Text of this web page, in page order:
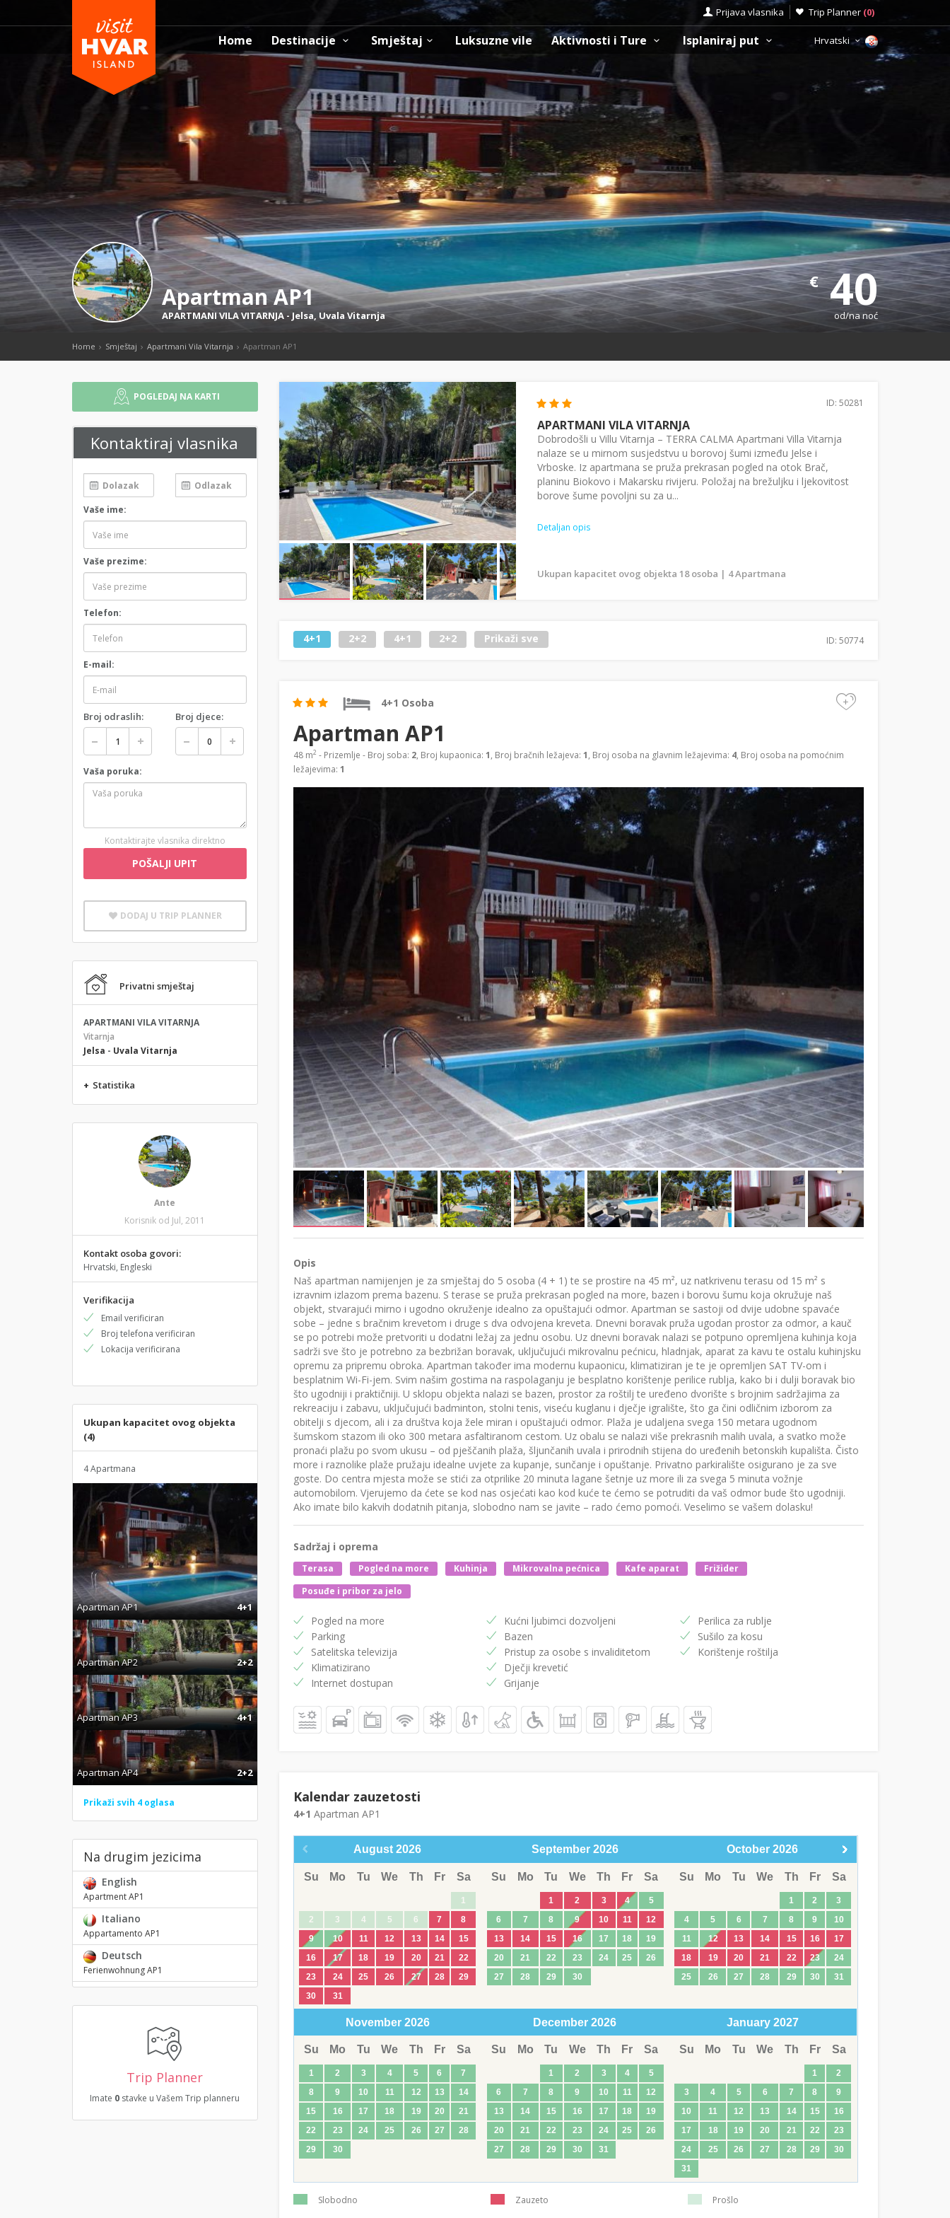
Prijava vlasnika Trip Planner (0)
Home Destinacije Smještaj Luksuzne vile Aktivnosti i Ture Isplaniraj put Hrvatski
Apartman AP1
APARTMANI VILA VITARNJA - Jelsa, Uvala Vitarnja
€40
od/na noć
Home Smještaj Apartmani Vila Vitarnja Apartman AP1
POGLEDAJ NA KARTI
Kontaktiraj vlasnika
Vaše ime:
Vaše prezime:
Telefon:
E-mail:
Broj odraslih: Broj djece:
Vaša poruka:
Kontaktirajte vlasnika direktno
POŠALJI UPIT
DODAJ U TRIP PLANNER
Privatni smještaj
APARTMANI VILA VITARNJA
Vitarnja
Jelsa - Uvala Vitarnja
+ Statistika
Ante
Korisnik od Jul, 2011
Kontakt osoba govori:
Hrvatski, Engleski
Verifikacija
Email verificiran
Broj telefona verificiran
Lokacija verificirana
Ukupan kapacitet ovog objekta
(4)
4 Apartmana
Apartman AP1 4+1
Apartman AP2 2+2
Apartman AP3 4+1
Apartman AP4 2+2
Prikaži svih 4 oglasa
Na drugim jezicima
English
Apartment AP1
Italiano
Appartamento AP1
Deutsch
Ferienwohnung AP1
Trip Planner
Imate 0 stavke u Vašem Trip planneru
ID: 50281
APARTMANI VILA VITARNJA
Dobrodošli u Villu Vitarnja – TERRA CALMA Apartmani Villa Vitarnja
nalaze se u mirnom susjedstvu u borovoj šumi između Jelse i
Vrboske. Iz apartmana se pruža prekrasan pogled na otok Brač,
planinu Biokovo i Makarsku rivijeru. Položaj na brežuljku i ljekovitost
borove šume povoljni su za u...
Detaljan opis
Ukupan kapacitet ovog objekta 18 osoba | 4 Apartmana
4+1 2+2 4+1 2+2 Prikaži sve ID: 50774
4+1 Osoba +
Apartman AP1
48 m2 - Prizemlje - Broj soba: 2, Broj kupaonica: 1, Broj bračnih ležajeva: 1, Broj osoba na glavnim ležajevima: 4, Broj osoba na pomoćnim
ležajevima: 1
Opis
Naš apartman namijenjen je za smještaj do 5 osoba (4 + 1) te se prostire na 45 m², uz natkrivenu terasu od 15 m² s
izravnim izlazom prema bazenu. S terase se pruža prekrasan pogled na more, bazen i borovu šumu koja okružuje naš
objekt, stvarajući mirno i ugodno okruženje idealno za opuštajući odmor. Apartman se sastoji od dvije udobne spavaće
sobe – jedne s bračnim krevetom i druge s dva odvojena kreveta. Dnevni boravak pruža ugodan prostor za odmor, a kauč
se po potrebi može pretvoriti u dodatni ležaj za jednu osobu. Uz dnevni boravak nalazi se potpuno opremljena kuhinja koja
sadrži sve što je potrebno za bezbrižan boravak, uključujući mikrovalnu pećnicu, hladnjak, aparat za kavu te ostalu kuhinjsku
opremu za pripremu obroka. Apartman također ima modernu kupaonicu, klimatiziran je te je opremljen SAT TV-om i
besplatnim Wi-Fi-jem. Svim našim gostima na raspolaganju je besplatno korištenje perilice rublja, kako bi i dulji boravak bio
što ugodniji i praktičniji. U sklopu objekta nalazi se bazen, prostor za roštilj te uređeno dvorište s brojnim sadržajima za
rekreaciju i zabavu, uključujući badminton, stolni tenis, viseću kuglanu i dječje igralište, što ga čini odličnim izborom za
obitelji s djecom, ali i za društva koja žele miran i opuštajući odmor. Plaža je udaljena svega 150 metara ugodnom
šumskom stazom ili oko 300 metara asfaltiranom cestom. Uz obalu se nalazi više prekrasnih malih uvala, a svatko može
pronaći plažu po svom ukusu – od pješčanih plaža, šljunčanih uvala i prirodnih stijena do uređenih betonskih kupališta. Čisto
more i raznolike plaže pružaju idealne uvjete za kupanje, sunčanje i opuštanje. Privatno parkiralište osigurano je za sve
goste. Do centra mjesta može se stići za otprilike 20 minuta lagane šetnje uz more ili za svega 5 minuta vožnje
automobilom. Vjerujemo da ćete se kod nas osjećati kao kod kuće te ćemo se potruditi da vaš odmor bude što ugodniji.
Ako imate bilo kakvih dodatnih pitanja, slobodno nam se javite – rado ćemo pomoći. Veselimo se vašem dolasku!
Sadržaj i oprema
Terasa Pogled na more Kuhinja Mikrovalna pećnica Kafe aparat
Frižider
Posuđe i pribor za jelo
Pogled na more
Parking
Satelitska televizija
Klimatizirano
Internet dostupan
Kućni ljubimci dozvoljeni
Bazen
Pristup za osobe s invaliditetom
Dječji krevetić
Grijanje
Perilica za rublje
Sušilo za kosu
Korištenje roštilja
Kalendar zauzetosti
4+1 Apartman AP1
August 2026
Su Mo Tu We Th Fr Sa
1
2
3 4 5 6 7
8
9
10 11 12 13 14
15
16
17 18 19 20 21
22
23
24 25 26 27 28
29
30
31
September 2026
Su Mo Tu We Th Fr Sa
1 2 3 4
5
6
7 8 9 10 11
12
13
14 15 16 17 18
19
20
21 22 23 24 25
26
27
28 29 30
October 2026
Su Mo Tu We Th Fr Sa
1 2
3
4
5 6 7 8 9
10
11
12 13 14 15 16
17
18
19 20 21 22 23
24
25
26 27 28 29 30 31
November 2026
Su Mo Tu We Th Fr Sa
1 2 3 4 5 6
7
8
9 10 11 12 13
14
15
16 17 18 19 20
21
22
23 24 25 26 27
28
29
30
December 2026
Su Mo Tu We Th Fr Sa
1 2 3 4
5
6
7 8 9 10 11
12
13
14 15 16 17 18
19
20
21 22 23 24 25
26
27
28 29 30 31
January 2027
Su Mo Tu We Th Fr Sa
1
2
3
4 5 6 7 8
9
10
11 12 13 14 15
16
17
18 19 20 21 22
23
24
25 26 27 28 29
30
31
Slobodno Zauzeto Prošlo